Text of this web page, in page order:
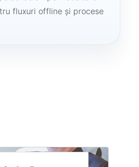
fluxuri offline și procese